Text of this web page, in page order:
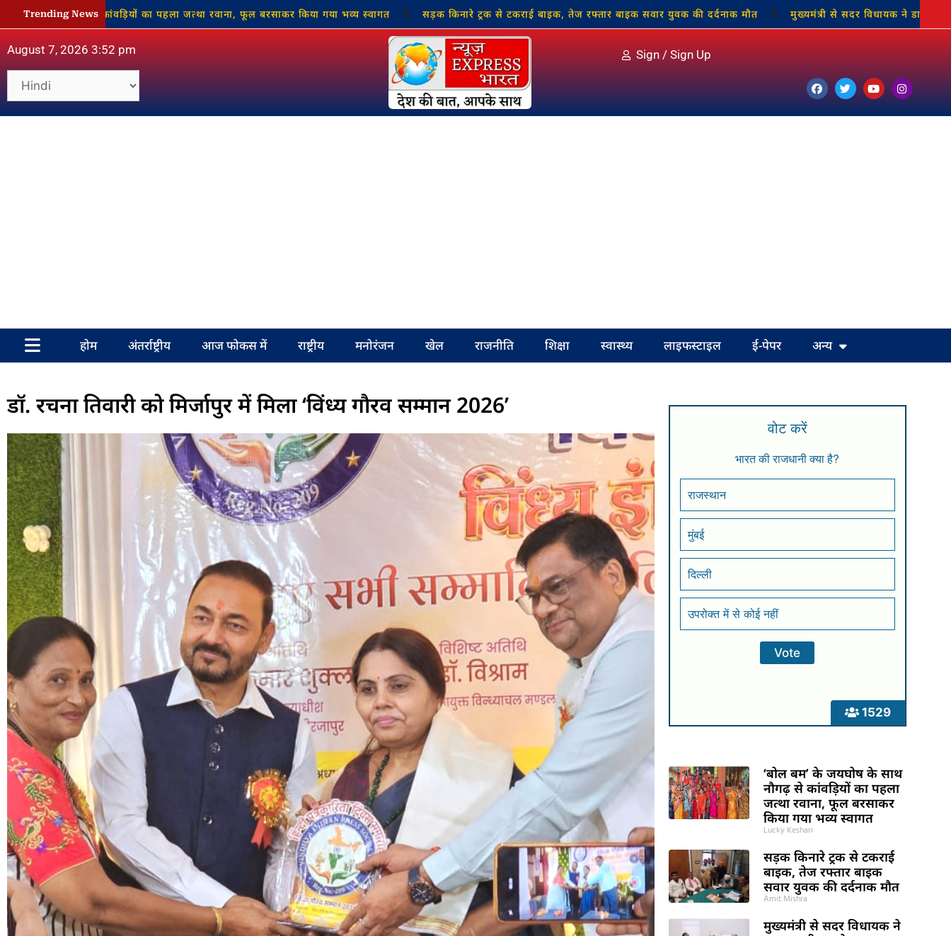
Trending News
नौगढ़ से कांवड़ियों का पहला जत्था रवाना, फूल बरसाकर किया गया भव्य स्वागत सड़क किनारे ट्रक से टकराई बाइक, तेज रफ्तार बाइक सवार युवक की दर्दनाक मौत मुख्यमंत्री से सदर विधायक ने डाला बस्ती बचाने,
August 7, 2026 3:52 pm Sign / Sign Up
होम अंतर्राष्ट्रीय आज फोकस में राष्ट्रीय मनोरंजन खेल राजनीति शिक्षा स्वास्थ्य लाइफस्टाइल ई-पेपर अन्य
डॉ. रचना तिवारी को मिर्जापुर में मिला ‘विंध्य गौरव सम्मान 2026’
1529
वोट करें
भारत की राजधानी क्या है?
राजस्थान
मुंबई
दिल्ली
उपरोक्त में से कोई नहीं
‘बोल बम’ के जयघोष के साथ
नौगढ़ से कांवड़ियों का पहला
जत्था रवाना, फूल बरसाकर
किया गया भव्य स्वागत
Lucky Keshari
सड़क किनारे ट्रक से टकराई
बाइक, तेज रफ्तार बाइक
सवार युवक की दर्दनाक मौत
Amit Mishra
मुख्यमंत्री से सदर विधायक ने